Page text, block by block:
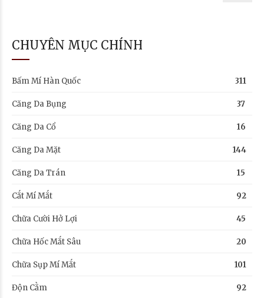
CHUYÊN MỤC CHÍNH
Bấm Mí Hàn Quốc 311
Căng Da Bụng 37
Căng Da Cổ 16
Căng Da Mặt 144
Căng Da Trán 15
Cắt Mí Mắt 92
Chữa Cười Hở Lợi 45
Chữa Hốc Mắt Sâu 20
Chữa Sụp Mí Mắt 101
Độn Cằm 92